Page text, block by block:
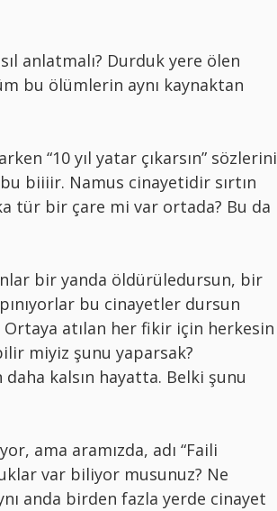
anlatmalı? Durduk yere ölen
bu ölümlerin aynı kaynaktan
“10 yıl yatar çıkarsın” sözlerini
biiiir. Namus cinayetidir sırtın
tür bir çare mi var ortada? Bu da
bir yanda öldürüledursun, bir
bu cinayetler dursun
Ortaya atılan her fikir için herkesin
miyiz şunu yaparsak?
kalsın hayatta. Belki şunu
ama aramızda, adı “Faili
var biliyor musunuz? Ne
anda birden fazla yerde cinayet